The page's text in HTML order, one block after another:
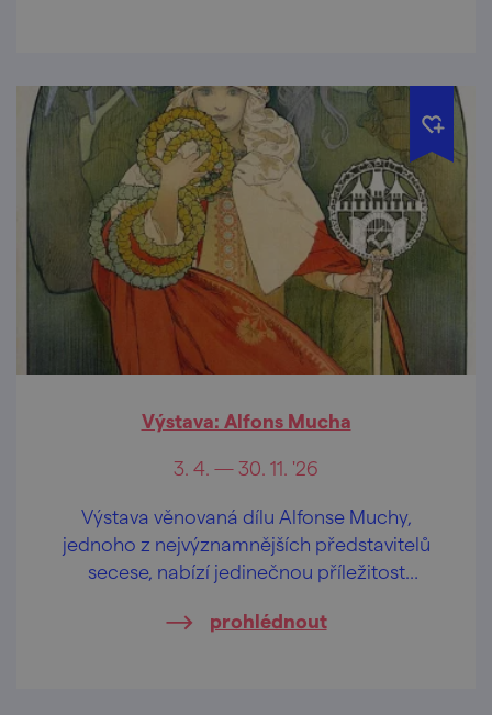
Výstava: Alfons Mucha
3. 4. — 30. 11. '26
Výstava věnovaná dílu Alfonse Muchy,
jednoho z nejvýznamnějších představitelů
secese, nabízí jedinečnou příležitost
prohlédnout